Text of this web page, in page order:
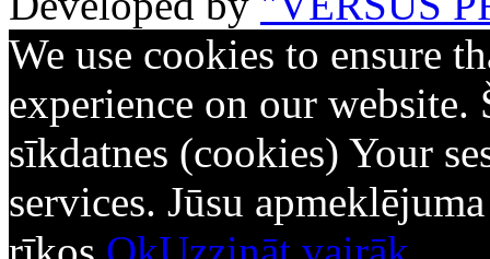
We use cookies to ensure
experience on our website.
sīkdatnes (cookies) Your
services. Jūsu